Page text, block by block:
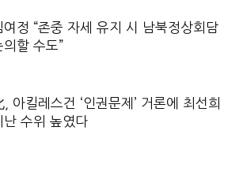
여정 “존중 자세 유지 시 남북정상회담
의할 수도”
, 아킬레스건 ‘인권문제’ 거론에 최선희
난 수위 높였다